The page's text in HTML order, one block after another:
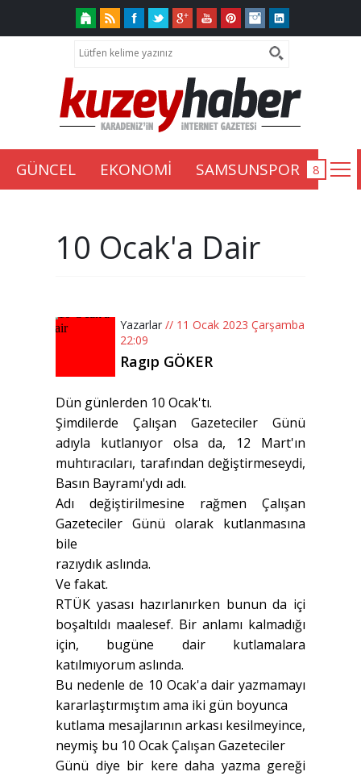
GÜNCEL EKONOMİ SAMSUNSPOR
10 Ocak'a Dair
Yazarlar // 11 Ocak 2023 Çarşamba
22:09
Ragıp GÖKER
Dün günlerden 10 Ocak'tı.
Şimdilerde Çalışan Gazeteciler Günü
adıyla kutlanıyor olsa da, 12 Mart'ın
muhtıracıları, tarafından değiştirmeseydi,
Basın Bayramı'ydı adı.
Adı değiştirilmesine rağmen Çalışan
Gazeteciler Günü olarak kutlanmasına
bile
razıydık aslında.
Ve fakat.
RTÜK yasası hazırlanırken bunun da içi
boşaltıldı maalesef. Bir anlamı kalmadığı
için, bugüne dair kutlamalara
katılmıyorum aslında.
Bu nedenle de 10 Ocak'a dair yazmamayı
kararlaştırmıştım ama iki gün boyunca
kutlama mesajlarının arkası kesilmeyince,
neymiş bu 10 Ocak Çalışan Gazeteciler
Günü diye bir kere daha yazma gereği